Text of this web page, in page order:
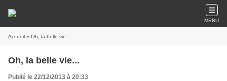
MENU
Accueil » Oh, la belle vie...
Oh, la belle vie...
Publié le 22/12/2013 à 20:33